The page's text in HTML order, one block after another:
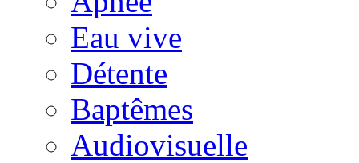
Eau vive
Détente
Baptêmes
Audiovisuelle